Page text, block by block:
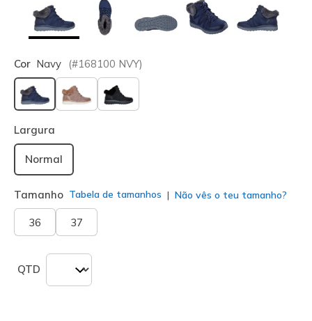
Cor Navy (#168100 NVY)
selecionado
Largura
Normal
Tamanho Tabela de tamanhos Não vês o teu tamanho?
36 37
QTD